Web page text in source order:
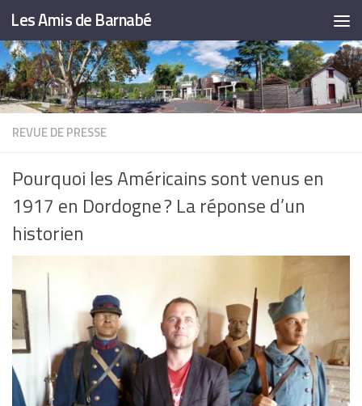
Skip to content
Les Amis de Barnabé
REVUE DE PRESSE
Pourquoi les Américains sont venus en
1917 en Dordogne ? La réponse d’un
historien